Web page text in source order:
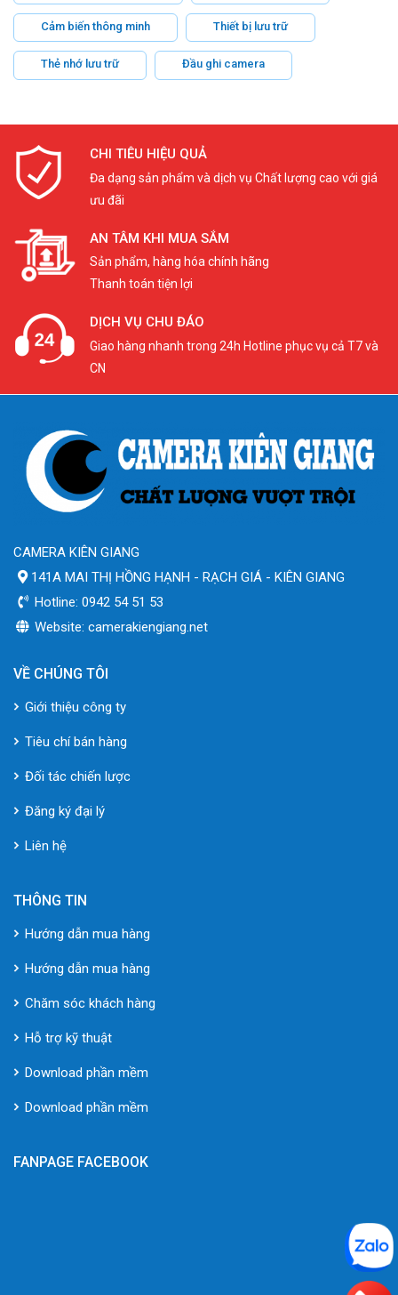
Cảm biến thông minh Thiết bị lưu trữ
Thẻ nhớ lưu trữ Đầu ghi camera
CHI TIÊU HIỆU QUẢ
Đa dạng sản phẩm và dịch vụ Chất lượng cao với giá
ưu đãi
AN TÂM KHI MUA SẮM
Sản phẩm, hàng hóa chính hãng
Thanh toán tiện lợi
DỊCH VỤ CHU ĐÁO
Giao hàng nhanh trong 24h Hotline phục vụ cả T7 và
CN
CAMERA KIÊN GIANG
141A MAI THỊ HỒNG HẠNH - RẠCH GIÁ - KIÊN GIANG
Hotline: 0942 54 51 53
Website: camerakiengiang.net
VỀ CHÚNG TÔI
Giới thiệu công ty
Tiêu chí bán hàng
Đối tác chiến lược
Đăng ký đại lý
Liên hệ
THÔNG TIN
Hướng dẫn mua hàng
Hướng dẫn mua hàng
Chăm sóc khách hàng
Hỗ trợ kỹ thuật
Download phần mềm
Download phần mềm
FANPAGE FACEBOOK